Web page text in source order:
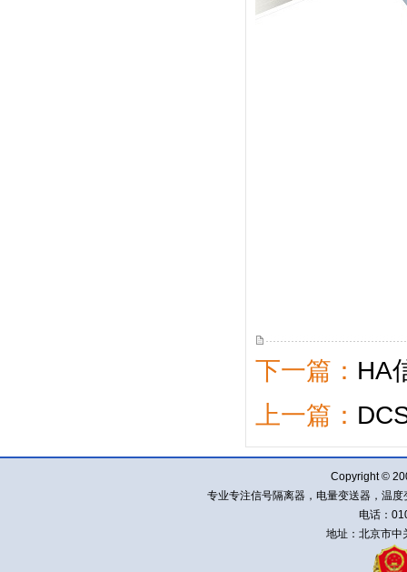
下一篇： HA
上一篇：
Copyright ©
专业专注信号隔离器，电量变送器，温
电话：
地址：北京市中